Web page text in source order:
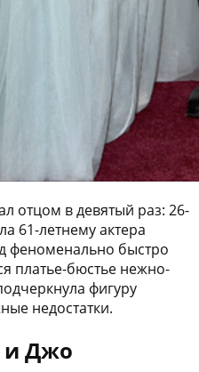
отцом в девятый раз: 26-
61-летнему актера
феноменально быстро
платье-бюстье нежно-
фигуру
недостатки.
и Джо